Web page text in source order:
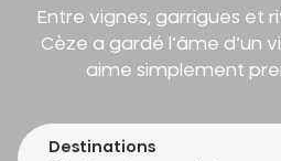
Entre vignes, garrigues et
Cèze a gardé l’âme d’un
aime simplement
Destinations